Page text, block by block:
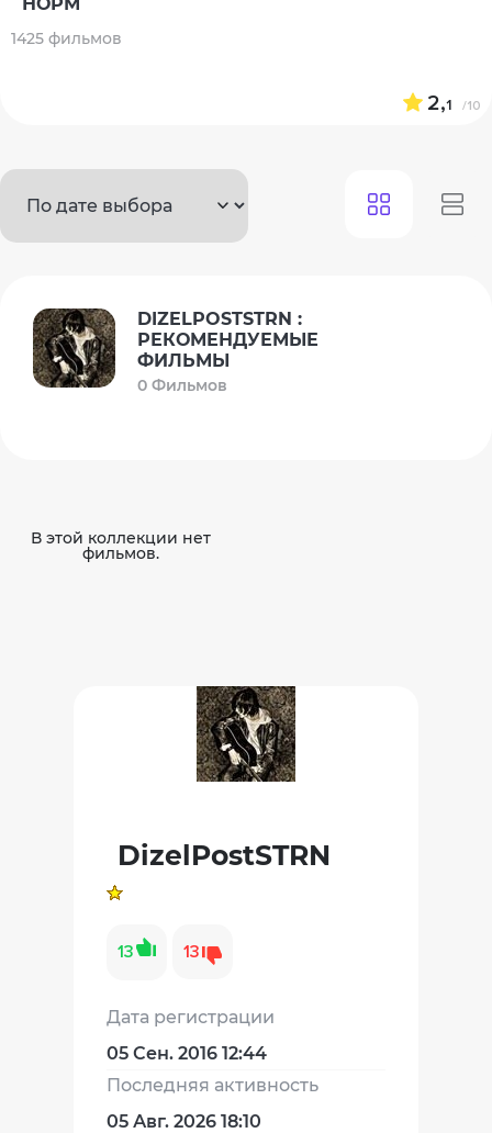
1425 фильмов
2,1 /10
DIZELPOSTSTRN :
РЕКОМЕНДУЕМЫЕ
ФИЛЬМЫ
0 Фильмов
В этой коллекции нет
фильмов.
DizelPostSTRN
13 13
Дата регистрации
05 Сен. 2016 12:44
Последняя активность
05 Авг. 2026 18:10